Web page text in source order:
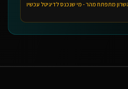
מתפתח מהר - מי שנכנס לדיגיטל עכשיו